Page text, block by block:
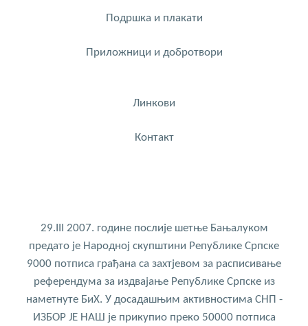
Подршка и плакати
Приложници и добротвори
Линкови
Контакт
29.III 2007. године послије шетње Бањалуком
предато је Народној скупштини Републике Српске
9000 потписа грађана са захтјевом за расписивање
референдума за издвајање Републике Српске из
наметнуте БиХ. У досадашњим активностима СНП -
ИЗБОР ЈЕ НАШ је прикупио преко 50000 потписа